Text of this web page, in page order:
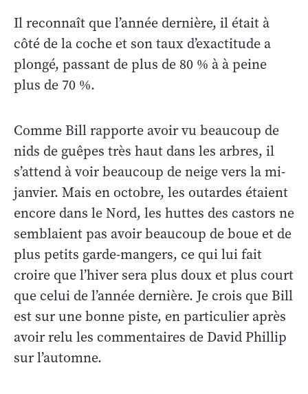
Il reconnaît que l’année dernière, il était à
côté de la coche et son taux d’exactitude a
plongé, passant de plus de 80 % à à peine
plus de 70 %.
Comme Bill rapporte avoir vu beaucoup de
nids de guêpes très haut dans les arbres, il
s’attend à voir beaucoup de neige vers la mi-
janvier. Mais en octobre, les outardes étaient
encore dans le Nord, les huttes des castors ne
semblaient pas avoir beaucoup de boue et de
plus petits garde-mangers, ce qui lui fait
croire que l’hiver sera plus doux et plus court
que celui de l’année dernière. Je crois que Bill
est sur une bonne piste, en particulier après
avoir relu les commentaires de David Phillip
sur l’automne.